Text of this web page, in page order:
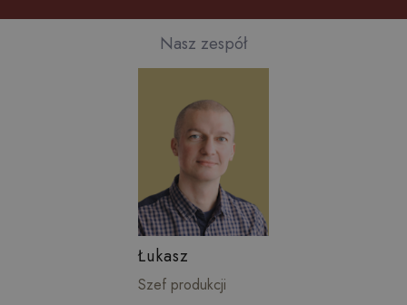
Nasz zespół
Łukasz
Szef produkcji